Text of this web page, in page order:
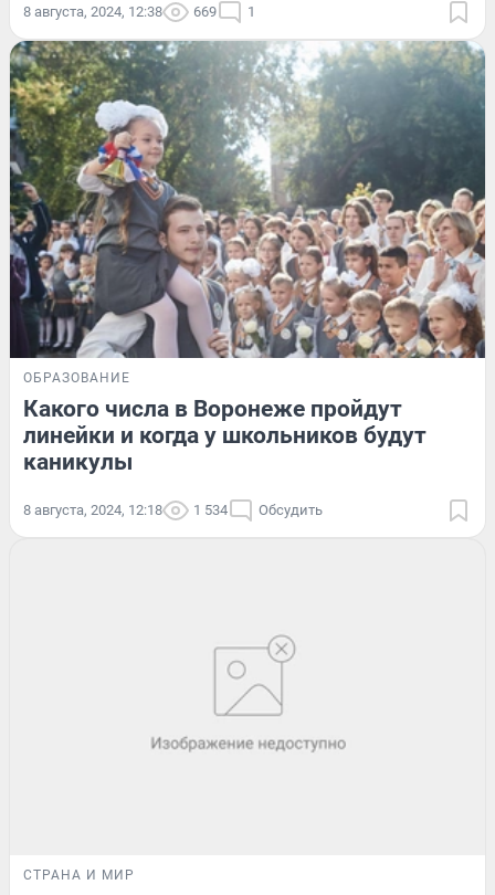
8 августа, 2024, 12:38 669 1
ОБРАЗОВАНИЕ
Какого числа в Воронеже пройдут
линейки и когда у школьников будут
каникулы
8 августа, 2024, 12:18 1 534 Обсудить
СТРАНА И МИР